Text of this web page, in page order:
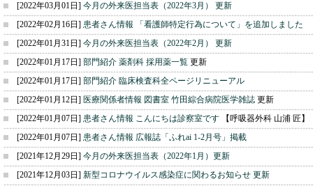
[2022年03月01日] 今月の外来医担当表（2022年3月） 更新
[2022年02月16日] 患者さん情報 「看護師特定行為について」を追加しました
[2022年01月31日] 今月の外来医担当表（2022年2月） 更新
[2022年01月17日] 部門紹介 薬剤科 採用薬一覧 更新
[2022年01月17日] 部門紹介 臨床検査科全ページリニューアル
[2022年01月12日] 医療関係者情報 図書室 竹田綜合病院医学雑誌 更新
[2022年01月07日] 患者さん情報 こんにちは診察室です 【呼吸器外科 山浦 匠】
[2022年01月07日] 患者さん情報 広報誌「ふれai 1-2月号」掲載
[2021年12月29日] 今月の外来医担当表（2022年1月）更新
[2021年12月03日] 新型コロナウイルス感染症に関わるお知らせ 更新